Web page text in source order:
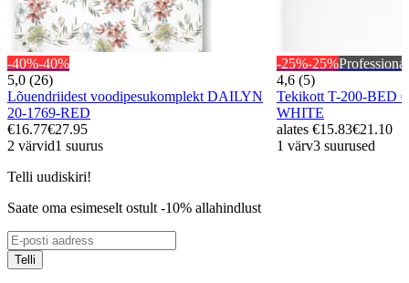
-40%-40%
5,0 (26)
Lõuendriidest voodipesukomplekt DAILYN
20-1769-RED
€16.77€27.95
2 värvid1 suurus
-25%-25%Professional
4,6 (5)
Tekikott T-200-BED
WHITE
alates €15.83€21.10
1 värv3 suurused
Telli uudiskiri!
Saate oma esimeselt ostult -10% allahindlust
Telli